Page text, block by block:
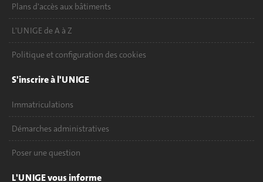
Plans d'accès aux bâtiments
L'UNIGE de A à Z
Politique et configuration des cookies
S'inscrire à l'UNIGE
Immatriculations
Démarches administratives
Poser une question
L'UNIGE vous informe